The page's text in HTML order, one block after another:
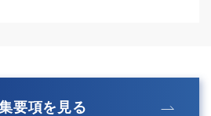
要項を見る